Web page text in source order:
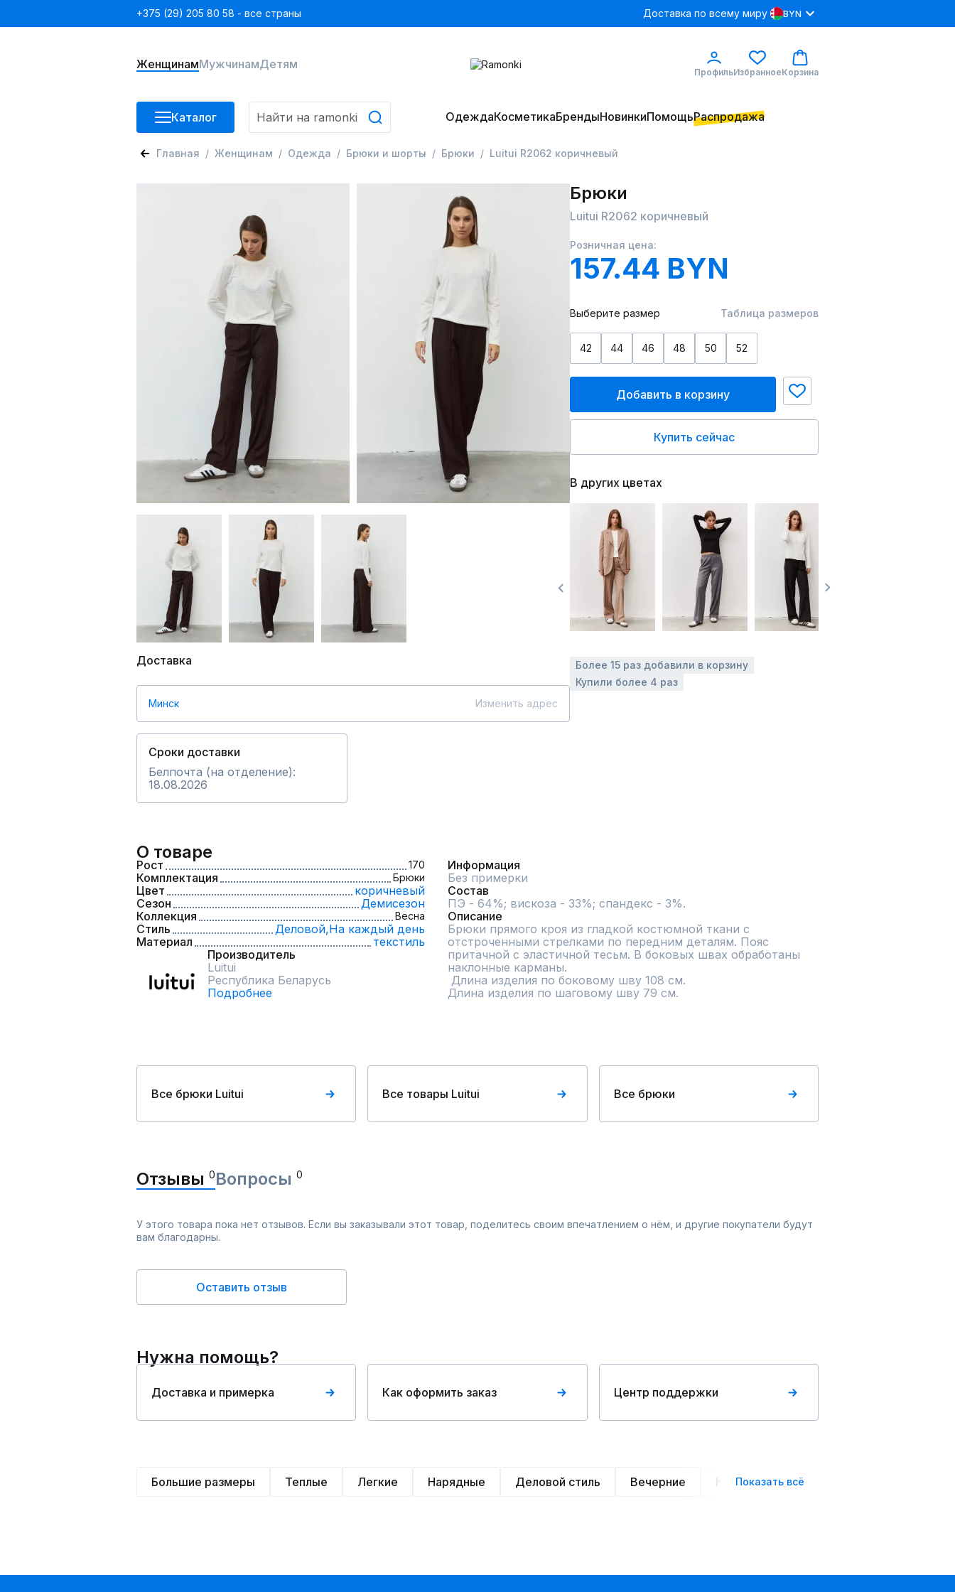
+375 (29) 205 80 58 - все страны Доставка по всему миру BYN
ЖенщинамМужчинамДетям
ПрофильИзбранноеКорзина
Каталог ОдеждаКосметикаБрендыНовинкиПомощьРаспродажа
Главная Женщинам Одежда Брюки и шорты Брюки Luitui R2062 коричневый
Доставка
Минск Изменить адрес
Сроки доставки
Белпочта (на отделение):
18.08.2026
Брюки
Luitui R2062 коричневый
Розничная цена:
157.44 BYN
Выберите размер Таблица размеров
42 44 46 48 50 52
Добавить в корзину
Купить сейчас
В других цветах
Более 15 раз добавили в корзину
Купили более 4 раз
О товаре
Рост 170
Комплектация Брюки
Цвет
коричневый
Сезон
Демисезон
Коллекция
Весна
Стиль Деловой,На каждый день
Материал
текстиль
Производитель
Luitui
Республика Беларусь
Подробнее
Информация
Без примерки
Состав
ПЭ - 64%; вискоза - 33%; спандекс - 3%.
Описание
Брюки прямого кроя из гладкой костюмной ткани с
отстроченными стрелками по передним деталям. Пояс
притачной с эластичной тесьм. В боковых швах обработаны
наклонные карманы.
Длина изделия по шаговому шву 79 см.
Все брюки Luitui Все товары Luitui Все брюки
Отзывы 0Вопросы 0
У этого товара пока нет отзывов. Если вы заказывали этот товар, поделитесь своим впечатлением о нём, и другие покупатели будут
вам благодарны.
Оставить отзыв
Нужна помощь?
Доставка и примерка Как оформить заказ Центр поддержки
Большие размеры Теплые Легкие Нарядные Деловой стиль Вечерние Классические
Показать всё